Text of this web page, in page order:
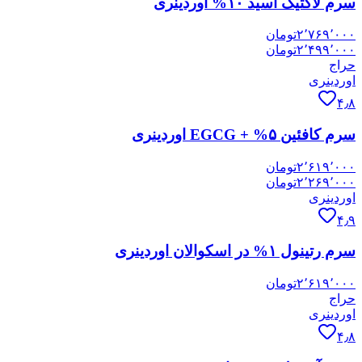
۲٬۷۶۹٬۰۰۰تومان
۲٬۴۹۹٬۰۰۰تومان
حراج
اوردینری
۴٫۸
سرم کافئین ۵% + EGCG اوردینری
۲٬۶۱۹٬۰۰۰تومان
۲٬۲۶۹٬۰۰۰تومان
اوردینری
۴٫۹
سرم رتینول ۱% در اسکوالان اوردینری
۲٬۶۱۹٬۰۰۰تومان
حراج
اوردینری
۴٫۸